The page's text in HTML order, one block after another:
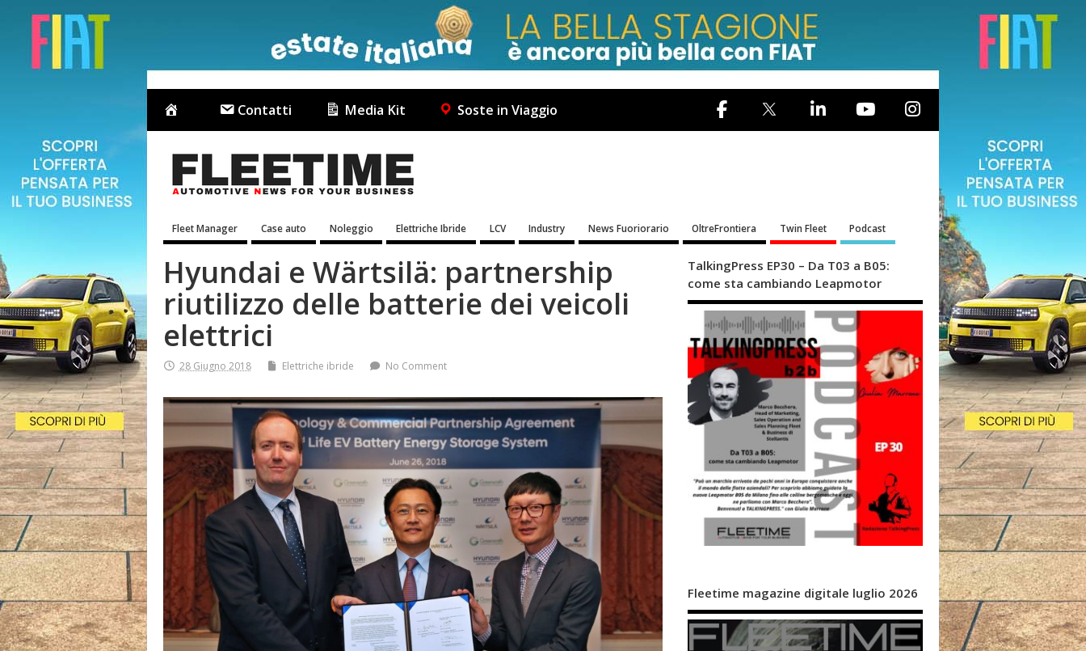
Contatti Media Kit Soste in Viaggio
Fleet Manager Case auto Noleggio Elettriche Ibride LCV Industry News Fuoriorario OltreFrontiera Twin Fleet Podcast
Hyundai e Wärtsilä: partnership
riutilizzo delle batterie dei veicoli
elettrici
28 Giugno 2018 Elettriche ibride No Comment
TalkingPress EP30 – Da T03 a B05:
come sta cambiando Leapmotor
Fleetime magazine digitale luglio 2026